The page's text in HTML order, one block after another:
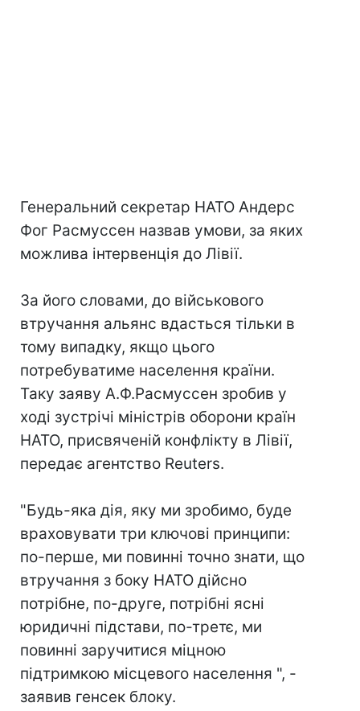
Генеральний секретар НАТО Андерс
Фог Расмуссен назвав умови, за яких
можлива інтервенція до Лівії.
За його словами, до військового
втручання альянс вдасться тільки в
тому випадку, якщо цього
потребуватиме населення країни.
Таку заяву А.Ф.Расмуссен зробив у
ході зустрічі міністрів оборони країн
НАТО, присвяченій конфлікту в Лівії,
передає агентство Reuters.
"Будь-яка дія, яку ми зробимо, буде
враховувати три ключові принципи:
по-перше, ми повинні точно знати, що
втручання з боку НАТО дійсно
потрібне, по-друге, потрібні ясні
юридичні підстави, по-третє, ми
повинні заручитися міцною
підтримкою місцевого населення ", -
заявив генсек блоку.